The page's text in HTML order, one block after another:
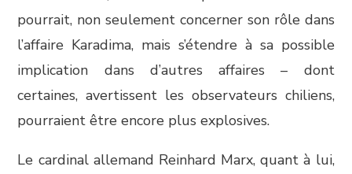
pourrait, non seulement concerner son rôle dans
l’affaire Karadima, mais s’étendre à sa possible
implication dans d’autres affaires – dont
certaines, avertissent les observateurs chiliens,
pourraient être encore plus explosives.
Le cardinal allemand Reinhard Marx, quant à lui,